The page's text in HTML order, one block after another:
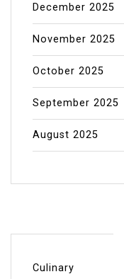
December 2025
November 2025
October 2025
September 2025
August 2025
Culinary